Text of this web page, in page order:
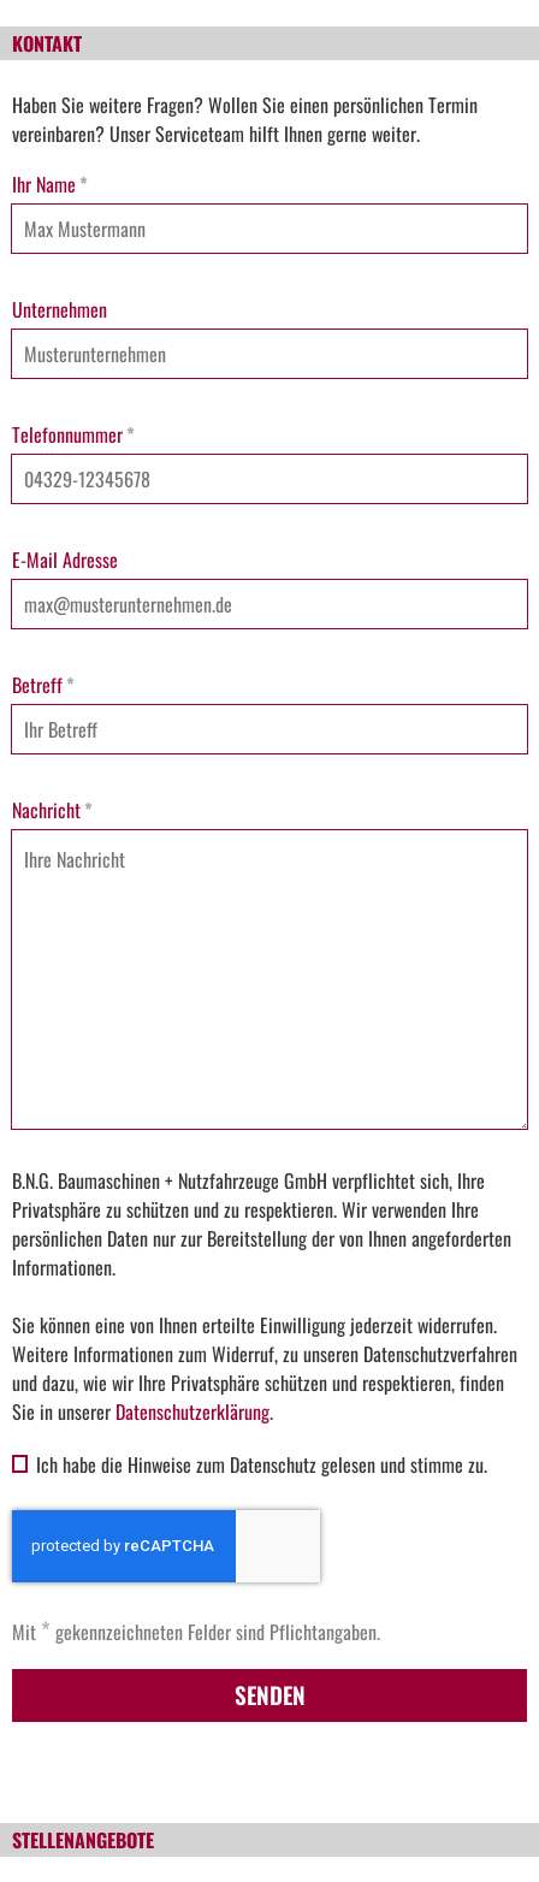
KONTAKT
Haben Sie weitere Fragen? Wollen Sie einen persönlichen Termin
vereinbaren? Unser Serviceteam hilft Ihnen gerne weiter.
Ihr Name *
Unternehmen
Telefonnummer*
E-Mail Adresse
Betreff*
Nachricht*
B.N.G. Baumaschinen + Nutzfahrzeuge GmbH verpflichtet sich, Ihre
Privatsphäre zu schützen und zu respektieren. Wir verwenden Ihre
persönlichen Daten nur zur Bereitstellung der von Ihnen angeforderten
Informationen.
Sie können eine von Ihnen erteilte Einwilligung jederzeit widerrufen.
Weitere Informationen zum Widerruf, zu unseren Datenschutzverfahren
und dazu, wie wir Ihre Privatsphäre schützen und respektieren, finden
Sie in unserer Datenschutzerklärung.
Ich habe die Hinweise zum Datenschutz gelesen und stimme zu.
Mit * gekennzeichneten Felder sind Pflichtangaben.
SENDEN
STELLENANGEBOTE